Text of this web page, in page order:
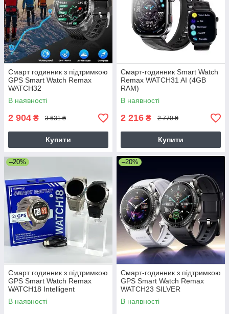
Смарт годинник з підтримкою
GPS Smart Watch Remax
WATCH32
В наявності
2 904 ₴ 3 631 ₴
Купити
Смарт-годинник Smart Watch
Remax WATCH31 AI (4GB
RAM)
В наявності
2 216 ₴ 2 770 ₴
Купити
–20%
Смарт годинник з підтримкою
GPS Smart Watch Remax
WATCH18 Intelligent
В наявності
–20%
Смарт-годинник з підтримкою
GPS Smart Watch Remax
WATCH23 SILVER
В наявності